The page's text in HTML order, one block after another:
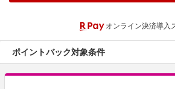
スポーツ・アウトドア・ゴルフ
インテリア・寝具
ペット・花・DIY・車
わくわく夏特集
とことん買い物チャレンジ
オンライン決済導入
ポイントバック対象条件